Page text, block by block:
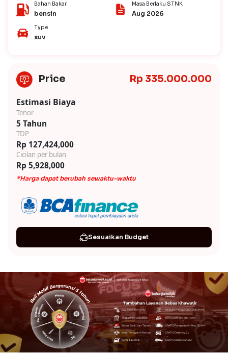
Bahan Bakar
bensin
Masa Berlaku STNK
Aug 2026
Type
suv
Price Rp 335.000.000
Estimasi Biaya
Tenor
5 Tahun
TDP
Rp 127,424,000
Cicilan per bulan
Rp 5,928,000
*Harga dapat berubah sewaktu-waktu
Sesuaikan Budget